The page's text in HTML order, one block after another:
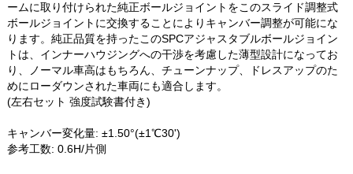
ームに取り付けられた純正ボールジョイントをこのスライド調整式
ボールジョイントに交換することによりキャンバー調整が可能にな
ります。純正品質を持ったこのSPCアジャスタブルボールジョイン
トは、インナーハウジングへの干渉を考慮した薄型設計になってお
り、ノーマル車高はもちろん、チューンナップ、ドレスアップのた
めにローダウンされた車両にも適合します。
(左右セット 強度試験書付き)
キャンバー変化量: ±1.50°(±1℃30')
参考工数: 0.6H/片側